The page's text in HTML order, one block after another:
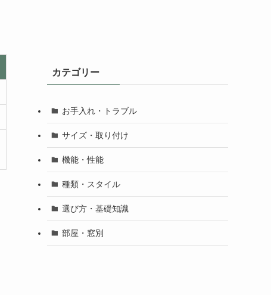
カテゴリー
お手入れ・トラブル
サイズ・取り付け
機能・性能
種類・スタイル
選び方・基礎知識
部屋・窓別